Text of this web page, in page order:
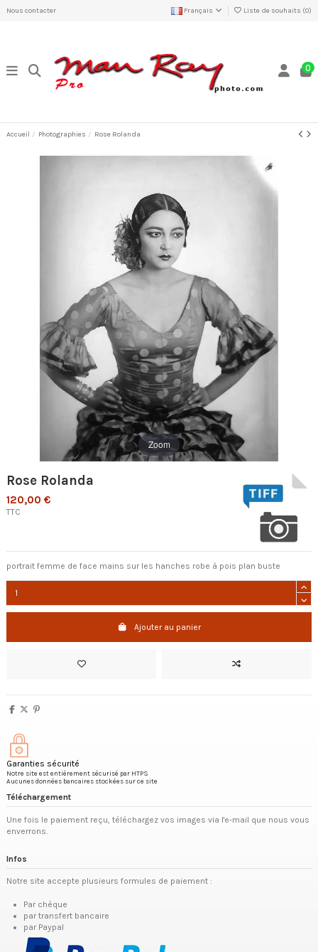
Nous contacter Français Liste de souhaits (0)
0
Accueil Photographies Rose Rolanda
Zoom
Rose Rolanda
120,00 €
TTC
portrait femme de face mains sur les hanches robe à pois plan buste
Ajouter au panier
Garanties sécurité
Notre site est entièrement sécurisé par HTPS
Aucunes données bancaires stockées sur ce site
Téléchargement
Une fois le paiement reçu, téléchargez vos images via l'e-mail que nous vous
enverrons.
Infos
Notre site accepte plusieurs formules de paiement :
Par chèque
par transfert bancaire
par Paypal